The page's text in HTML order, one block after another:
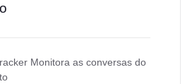
Monitora as conversas do